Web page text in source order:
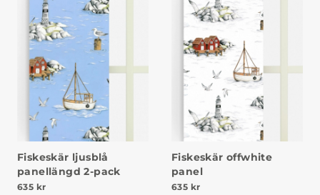
Fiskeskär ljusblå
panellängd 2-pack
635 kr
Fiskeskär offwhite
panel
635 kr